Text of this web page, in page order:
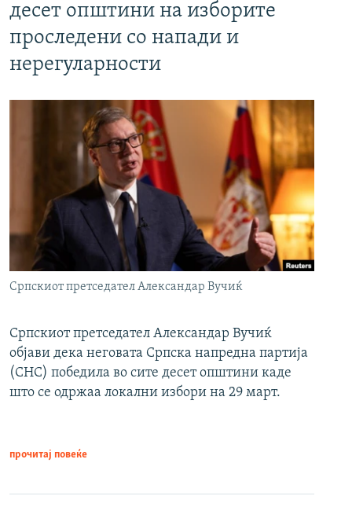
десет општини на изборите
проследени со напади и
нерегуларности
Српскиот претседател Александар Вучиќ
Српскиот претседател Александар Вучиќ
објави дека неговата Српска напредна партија
(СНС) победила во сите десет општини каде
што се одржаа локални избори на 29 март.
прочитај повеќе